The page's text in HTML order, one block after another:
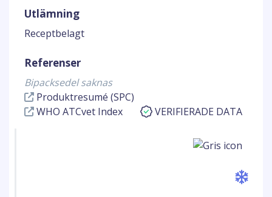
Utlämning
Receptbelagt
Referenser
Bipacksedel saknas
Produktresumé (SPC)
WHO ATCvet Index
VERIFIERADE DATA